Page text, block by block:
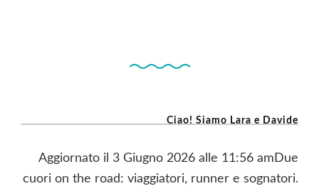
Ciao! Siamo Lara e Davide
Aggiornato il 3 Giugno 2026 alle 11:56 amDue
cuori on the road: viaggiatori, runner e sognatori.